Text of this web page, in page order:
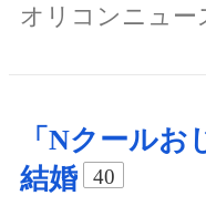
オリコンニュー
「Nクールお
結婚
40